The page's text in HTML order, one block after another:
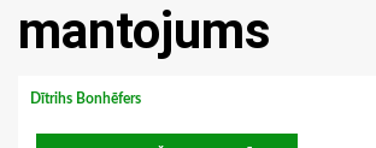
mantojums
Dītrihs Bonhēfers